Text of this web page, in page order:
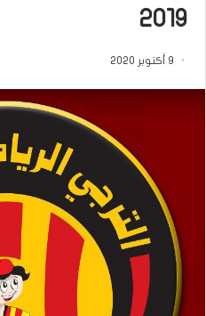
2019
9 أكتوبر 2020